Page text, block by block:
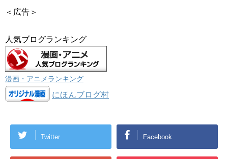
＜広告＞
人気ブログランキング
漫画・アニメランキング
にほんブログ村
Twitter Facebook